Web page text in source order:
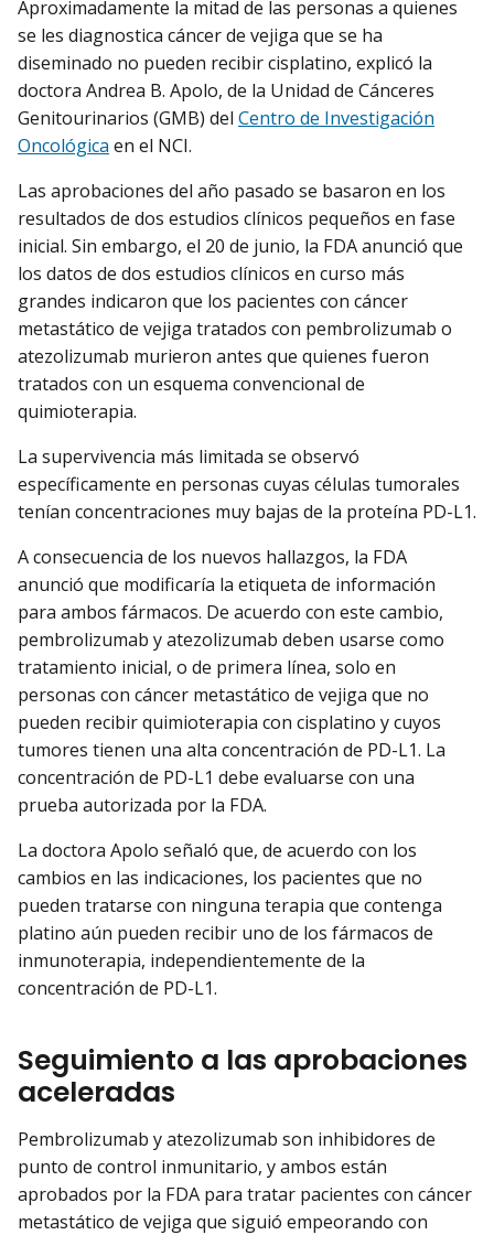
Aproximadamente la mitad de las personas a quienes
se les diagnostica cáncer de vejiga que se ha
diseminado no pueden recibir cisplatino, explicó la
doctora Andrea B. Apolo, de la Unidad de Cánceres
Genitourinarios (GMB) del Centro de Investigación
Oncológica en el NCI.
Las aprobaciones del año pasado se basaron en los
resultados de dos estudios clínicos pequeños en fase
inicial. Sin embargo, el 20 de junio, la FDA anunció que
los datos de dos estudios clínicos en curso más
grandes indicaron que los pacientes con cáncer
metastático de vejiga tratados con pembrolizumab o
atezolizumab murieron antes que quienes fueron
tratados con un esquema convencional de
quimioterapia.
La supervivencia más limitada se observó
específicamente en personas cuyas células tumorales
tenían concentraciones muy bajas de la proteína PD-L1.
A consecuencia de los nuevos hallazgos, la FDA
anunció que modificaría la etiqueta de información
para ambos fármacos. De acuerdo con este cambio,
pembrolizumab y atezolizumab deben usarse como
tratamiento inicial, o de primera línea, solo en
personas con cáncer metastático de vejiga que no
pueden recibir quimioterapia con cisplatino y cuyos
tumores tienen una alta concentración de PD-L1. La
concentración de PD-L1 debe evaluarse con una
prueba autorizada por la FDA.
La doctora Apolo señaló que, de acuerdo con los
cambios en las indicaciones, los pacientes que no
pueden tratarse con ninguna terapia que contenga
platino aún pueden recibir uno de los fármacos de
inmunoterapia, independientemente de la
concentración de PD-L1.
Seguimiento a las aprobaciones
aceleradas
Pembrolizumab y atezolizumab son inhibidores de
punto de control inmunitario, y ambos están
aprobados por la FDA para tratar pacientes con cáncer
metastático de vejiga que siguió empeorando con